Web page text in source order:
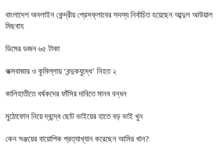
বাংলাদেশ অনলাইন কেন্দ্রীয় প্রেসক্লাবের সদস্য নির্বাচিত হয়েছেন আব্দুল আউয়াল
মিছবাহ
ডিমের ডজন ৬৫ টাকা
কক্সবাজার ও কুমিল্লায় ‘বন্দুকযুদ্ধে’ নিহত ২
কালিহাতীতে ধর্ষকদের ফাঁসির দাবিতে মানব বন্ধন
মুঠোফোন নিয়ে দ্বন্দ্বে ছোট ভাইয়ের হাতে বড় ভাই খুন
কেন সঞ্জয়ের বায়োপিক প্রত্যাখ্যান করেছেন আমির খান?